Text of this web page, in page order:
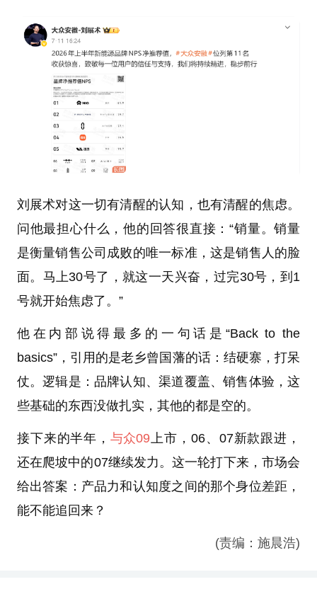
刘展术对这一切有清醒的认知，也有清醒的焦虑。
问他最担心什么，他的回答很直接：“销量。销量
是衡量销售公司成败的唯一标准，这是销售人的脸
面。马上30号了，就这一天兴奋，过完30号，到1
号就开始焦虑了。”
他在内部说得最多的一句话是“Back to the
basics”，引用的是老乡曾国藩的话：结硬寨，打呆
仗。逻辑是：品牌认知、渠道覆盖、销售体验，这
些基础的东西没做扎实，其他的都是空的。
接下来的半年，与众09上市，06、07新款跟进，
还在爬坡中的07继续发力。这一轮打下来，市场会
给出答案：产品力和认知度之间的那个身位差距，
能不能追回来？
(责编：施晨浩)